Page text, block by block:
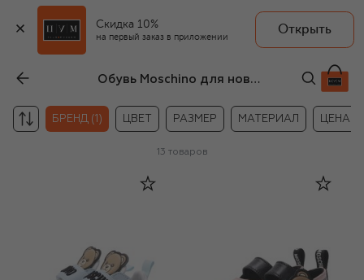
Скидка 10%
на первый заказ в приложении
Открыть
Обувь Moschino для новорождённых
БРЕНД (1) ЦВЕТ РАЗМЕР МАТЕРИАЛ ЦЕНА
13 товаров